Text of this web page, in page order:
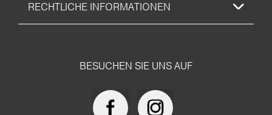
RECHTLICHE INFORMATIONEN
BESUCHEN SIE UNS AUF